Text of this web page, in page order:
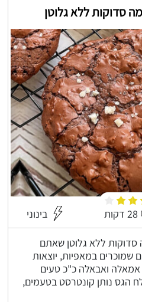
סדוקות ללא גלוטן
28 דקות בינוני
סדוקות ללא גלוטן שאתם
שמוכרים במאפיות, יוצאות
ואבאלה כ"כ טעים
הגס נותן קונטרסט בטעמים,